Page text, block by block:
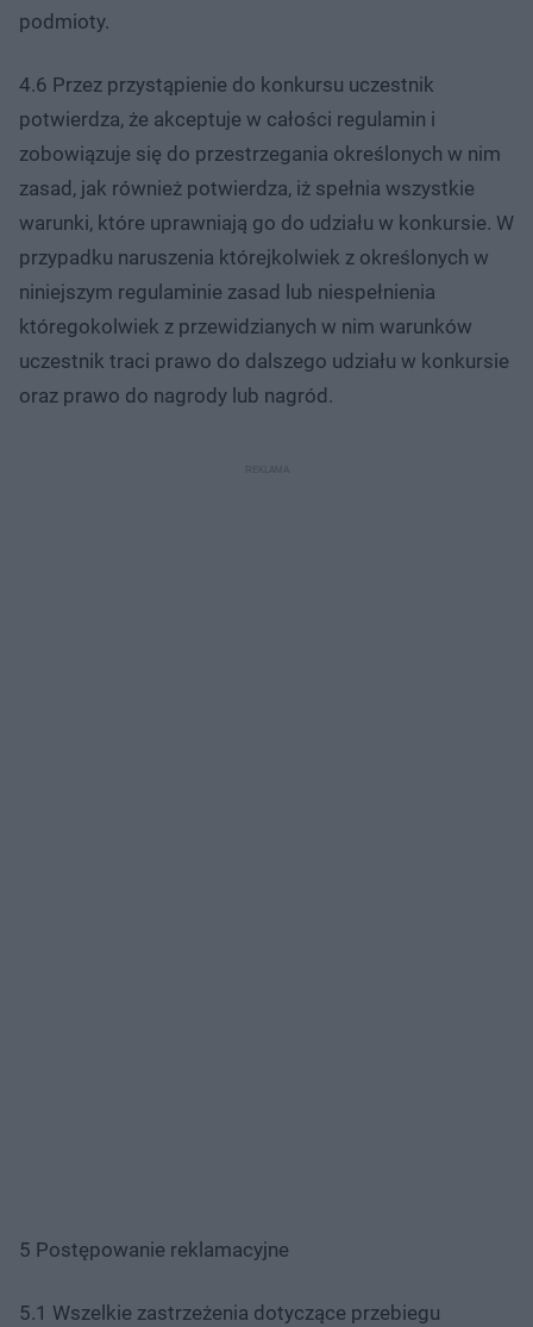
podmioty.
4.6 Przez przystąpienie do konkursu uczestnik
potwierdza, że akceptuje w całości regulamin i
zobowiązuje się do przestrzegania określonych w nim
zasad, jak również potwierdza, iż spełnia wszystkie
warunki, które uprawniają go do udziału w konkursie. W
przypadku naruszenia którejkolwiek z określonych w
niniejszym regulaminie zasad lub niespełnienia
któregokolwiek z przewidzianych w nim warunków
uczestnik traci prawo do dalszego udziału w konkursie
oraz prawo do nagrody lub nagród.
5 Postępowanie reklamacyjne
5.1 Wszelkie zastrzeżenia dotyczące przebiegu